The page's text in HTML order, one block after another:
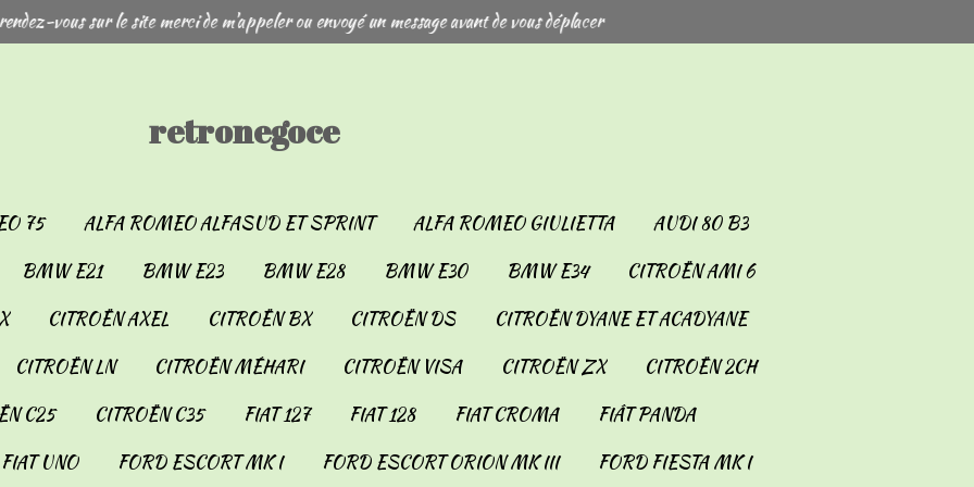
vous sur le site merci de m'appeler ou envoyé un message avant de vous déplacer
retronegoce
75 ALFA ROMEO ALFASUD ET SPRINT ALFA ROMEO GIULIETTA
AUDI 80 B3
BMW E21 BMW E23 BMW E28 BMW E30 BMW E34
CITROËN AMI 6
CITROËN AXEL CITROËN BX CITROËN DS
CITROËN DYANE ET ACADYANE
CITROËN LN CITROËN MÉHARI CITROËN VISA CITROËN ZX
CITROËN 2CH
C25 CITROËN C35 FIAT 127 FIAT 128 FIAT CROMA
FIÂT PANDA
FIAT UNO FORD ESCORT MK I FORD ESCORT ORION MK III
FORD FIESTA MK I